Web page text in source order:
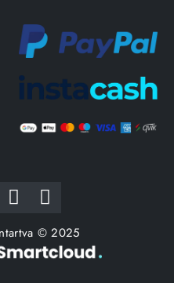
© 2025